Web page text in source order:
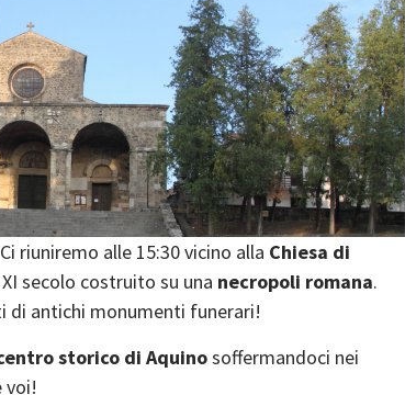
riuniremo alle 15:30 vicino alla Chiesa di
secolo costruito su una necropoli romana.
di antichi monumenti funerari!
storico di Aquinosoffermandoci nei
voi!